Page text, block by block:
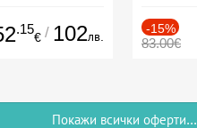
.15
€ / 102лв.
-15%
83.00€
Покажи всички оферти...